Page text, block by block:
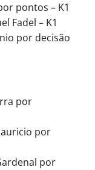
pontos – K1
Fadel – K1
por decisão
por
por
por